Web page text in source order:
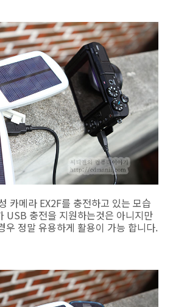
카메라 EX2F를 충전하고 있는 모습
USB 충전을 지원하는것은 아니지만
우 정말 유용하게 활용이 가능 합니다.